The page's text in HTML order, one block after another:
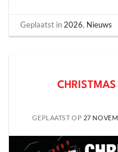
Geplaatst in 2026, Nieuws
GEPLAATST OP 27